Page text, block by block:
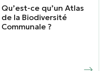
Qu’est-ce qu’un Atlas
de la Biodiversité
Communale ?